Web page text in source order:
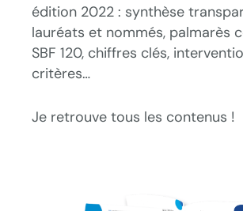
édition 2022 : synthèse
lauréats et nommés, palmarès
SBF 120, chiffres clés,
critères…
Je retrouve tous les contenus !